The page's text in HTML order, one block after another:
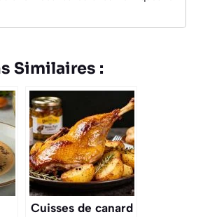
Similaires :
Cuisses de canard